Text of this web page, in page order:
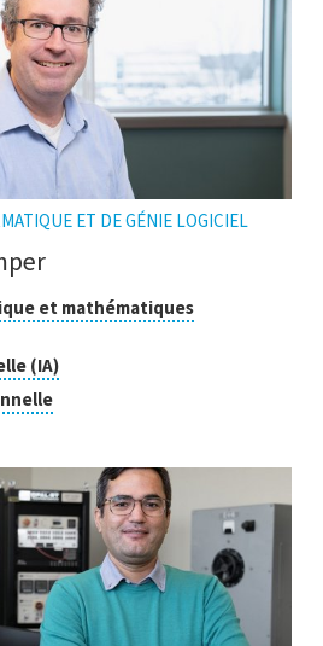
ET DE GÉNIE LOGICIEL
et mathématiques
(IA)Cliquer
pour
Cliquer
pour
l'infobulle